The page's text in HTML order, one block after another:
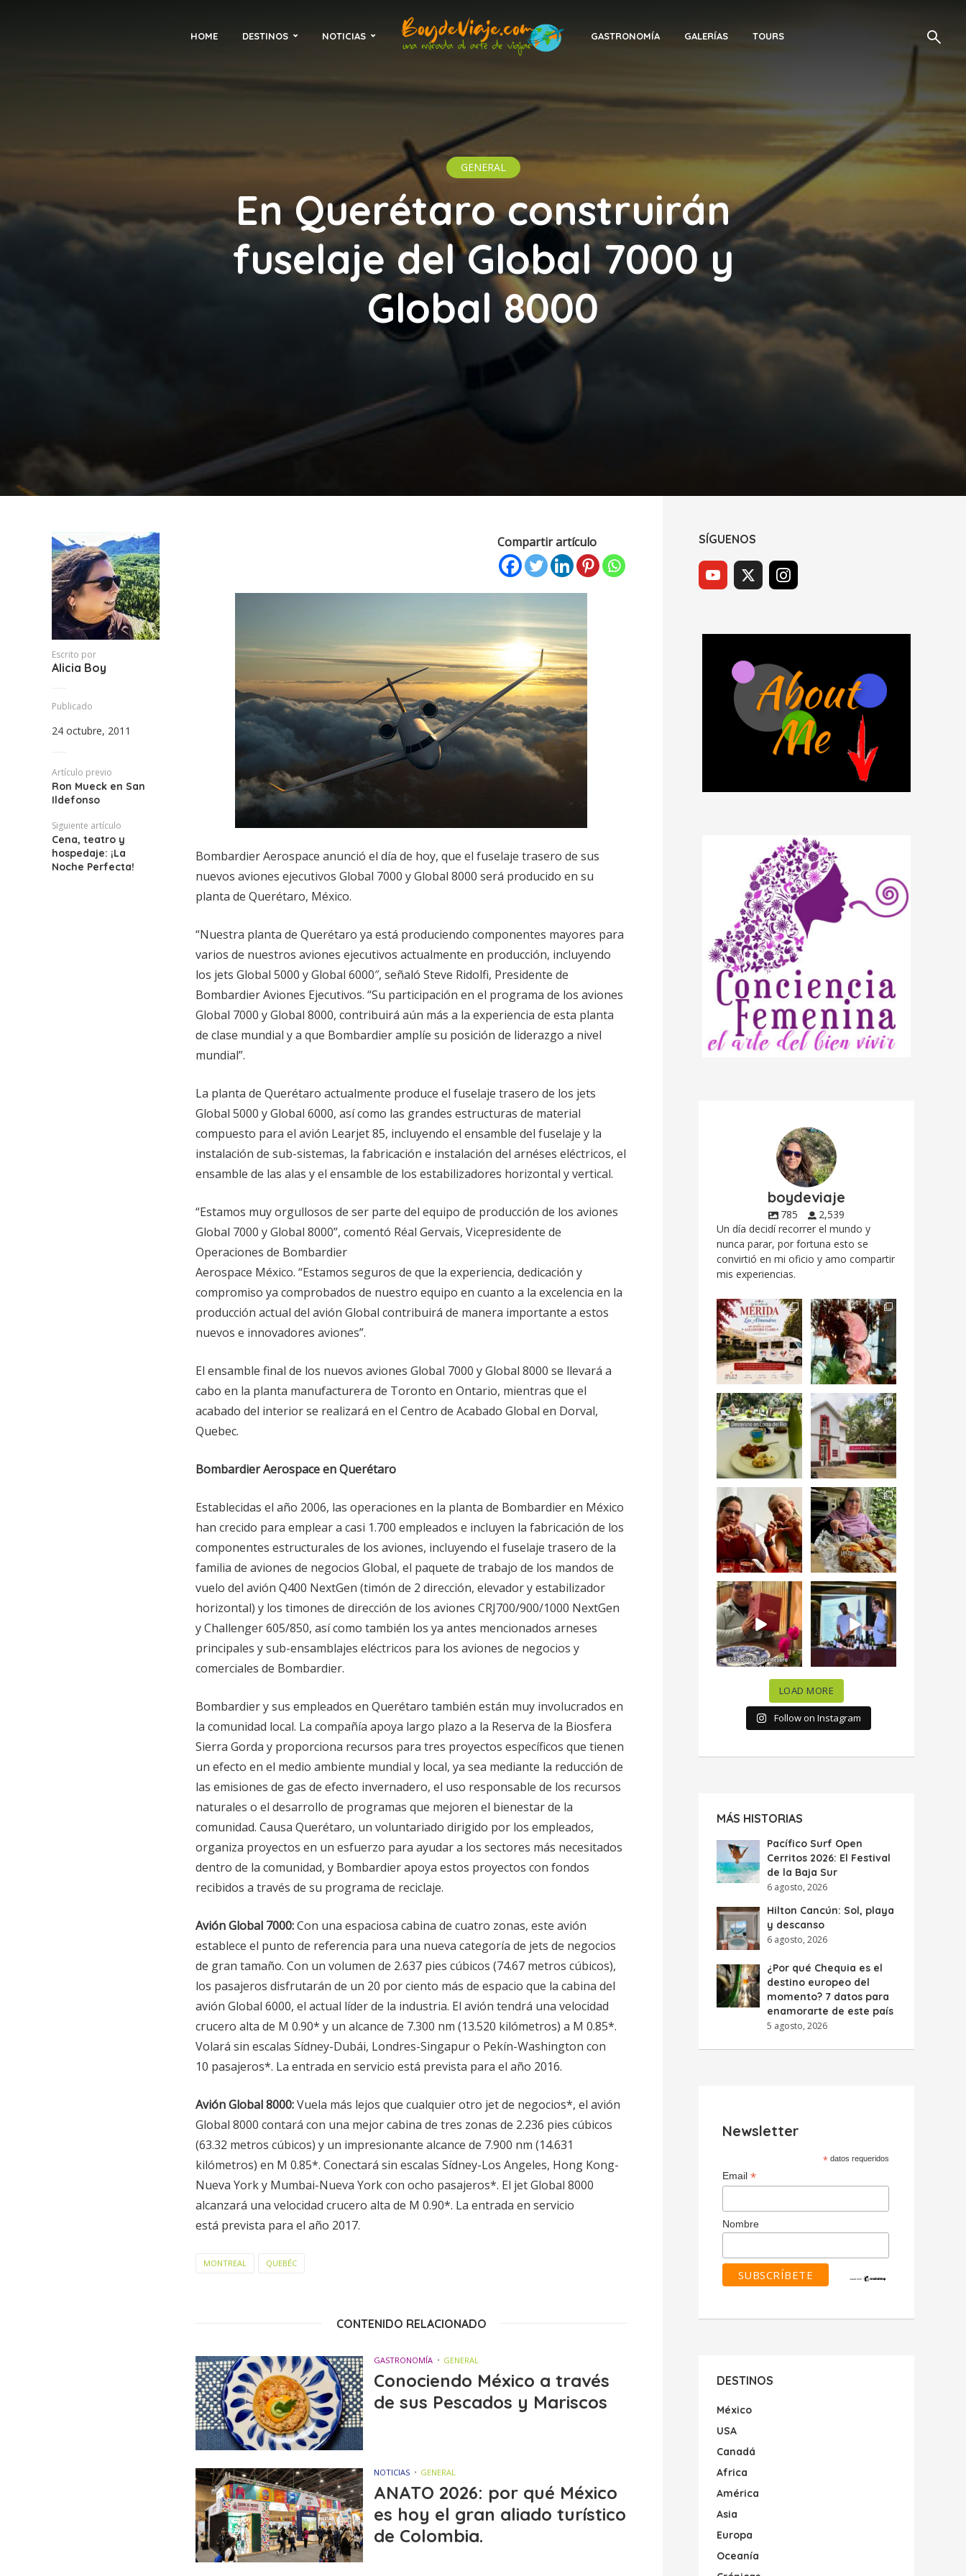
HOME DESTINOS NOTICIAS GASTRONOMÍA GALERÍAS TOURS
GENERAL
En Querétaro construirán
fuselaje del Global 7000 y
Global 8000
Escrito por
Alicia Boy
Publicado
24 octubre, 2011
Artículo previo
Ron Mueck en San
Ildefonso
Siguiente artículo
Cena, teatro y
hospedaje: ¡La
Noche Perfecta!
Compartir artículo
Bombardier Aerospace anunció el día de hoy, que el fuselaje trasero de sus
nuevos aviones ejecutivos Global 7000 y Global 8000 será producido en su
planta de Querétaro, México.
“Nuestra planta de Querétaro ya está produciendo componentes mayores para
varios de nuestros aviones ejecutivos actualmente en producción, incluyendo
los jets Global 5000 y Global 6000″, señaló Steve Ridolfi, Presidente de
Bombardier Aviones Ejecutivos. “Su participación en el programa de los aviones
Global 7000 y Global 8000, contribuirá aún más a la experiencia de esta planta
de clase mundial y a que Bombardier amplíe su posición de liderazgo a nivel
mundial”.
La planta de Querétaro actualmente produce el fuselaje trasero de los jets
Global 5000 y Global 6000, así como las grandes estructuras de material
compuesto para el avión Learjet 85, incluyendo el ensamble del fuselaje y la
instalación de sub-sistemas, la fabricación e instalación del arnéses eléctricos, el
ensamble de las alas y el ensamble de los estabilizadores horizontal y vertical.
“Estamos muy orgullosos de ser parte del equipo de producción de los aviones
Global 7000 y Global 8000”, comentó Réal Gervais, Vicepresidente de
Operaciones de Bombardier
Aerospace México. “Estamos seguros de que la experiencia, dedicación y
compromiso ya comprobados de nuestro equipo en cuanto a la excelencia en la
producción actual del avión Global contribuirá de manera importante a estos
nuevos e innovadores aviones”.
El ensamble final de los nuevos aviones Global 7000 y Global 8000 se llevará a
cabo en la planta manufacturera de Toronto en Ontario, mientras que el
acabado del interior se realizará en el Centro de Acabado Global en Dorval,
Quebec.
Bombardier Aerospace en Querétaro
Establecidas el año 2006, las operaciones en la planta de Bombardier en México
han crecido para emplear a casi 1.700 empleados e incluyen la fabricación de los
componentes estructurales de los aviones, incluyendo el fuselaje trasero de la
familia de aviones de negocios Global, el paquete de trabajo de los mandos de
vuelo del avión Q400 NextGen (timón de 2 dirección, elevador y estabilizador
horizontal) y los timones de dirección de los aviones CRJ700/900/1000 NextGen
y Challenger 605/850, así como también los ya antes mencionados arneses
principales y sub-ensamblajes eléctricos para los aviones de negocios y
comerciales de Bombardier.
Bombardier y sus empleados en Querétaro también están muy involucrados en
la comunidad local. La compañía apoya largo plazo a la Reserva de la Biosfera
Sierra Gorda y proporciona recursos para tres proyectos específicos que tienen
un efecto en el medio ambiente mundial y local, ya sea mediante la reducción de
las emisiones de gas de efecto invernadero, el uso responsable de los recursos
naturales o el desarrollo de programas que mejoren el bienestar de la
comunidad. Causa Querétaro, un voluntariado dirigido por los empleados,
organiza proyectos en un esfuerzo para ayudar a los sectores más necesitados
dentro de la comunidad, y Bombardier apoya estos proyectos con fondos
recibidos a través de su programa de reciclaje.
Avión Global 7000:Con una espaciosa cabina de cuatro zonas, este avión
establece el punto de referencia para una nueva categoría de jets de negocios
de gran tamaño. Con un volumen de 2.637 pies cúbicos (74.67 metros cúbicos),
los pasajeros disfrutarán de un 20 por ciento más de espacio que la cabina del
avión Global 6000, el actual líder de la industria. El avión tendrá una velocidad
crucero alta de M 0.90* y un alcance de 7.300 nm (13.520 kilómetros) a M 0.85*.
Volará sin escalas Sídney-Dubái, Londres-Singapur o Pekín-Washington con
10 pasajeros*. La entrada en servicio está prevista para el año 2016.
Avión Global 8000:Vuela más lejos que cualquier otro jet de negocios*, el avión
Global 8000 contará con una mejor cabina de tres zonas de 2.236 pies cúbicos
(63.32 metros cúbicos) y un impresionante alcance de 7.900 nm (14.631
kilómetros) en M 0.85*. Conectará sin escalas Sídney-Los Angeles, Hong Kong-
Nueva York y Mumbai-Nueva York con ocho pasajeros*. El jet Global 8000
alcanzará una velocidad crucero alta de M 0.90*. La entrada en servicio
está prevista para el año 2017.
MONTREAL QUEBÉC
CONTENIDO RELACIONADO
GASTRONOMÍA GENERAL
Conociendo México a través
de sus Pescados y Mariscos
NOTICIAS GENERAL
ANATO 2026: por qué México
es hoy el gran aliado turístico
de Colombia.
SÍGUENOS
boydeviaje
785
2,539
Un día decidí recorrer el mundo y
nunca parar, por fortuna esto se
convirtió en mi oficio y amo compartir
mis experiencias.
Siempre me mueven
las causas y comer
con causa es...
12 0
Fuimos a celebrar a
mis dos #mamás
más cercanas mi...
17 0
Levantarse, escuchar
el río correr y sentir
el...
19 0
Esta
#NochedeMuseos
en la
#QuintaColorada
el...
12 0
¡Qué desayuno tan
increíble en
@LasQuinceLetras!...
28 3
Me tocó rosca de
Tagers un
restaurante de
Avenida...
50 10
“En #Mallorca
Ciudad de México
celebramos la...
63 7
#SoaunFusionMexic
o una noche única
donde España y...
10 0
LOAD MORE
Follow on Instagram
MÁS HISTORIAS
Pacífico Surf Open
Cerritos 2026: El Festival
de la Baja Sur
6 agosto, 2026
Hilton Cancún: Sol, playa
y descanso
6 agosto, 2026
¿Por qué Chequia es el
destino europeo del
momento? 7 datos para
enamorarte de este país
5 agosto, 2026
Newsletter
* datos requeridos
Email *
Nombre
DESTINOS
México
USA
Canadá
Africa
América
Asia
Europa
Oceanía